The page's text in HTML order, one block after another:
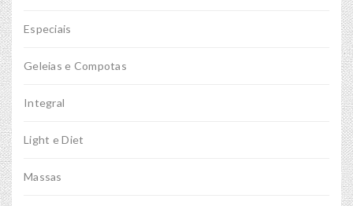
Especiais
Geleias e Compotas
Integral
Light e Diet
Massas